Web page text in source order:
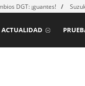
DGT: ¡guantes!
ACTUALIDAD